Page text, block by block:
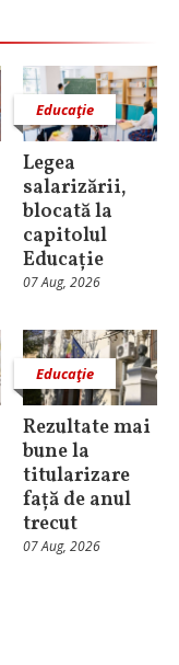
Educaţie
Legea
salarizării,
blocată la
capitolul
Educație
07 Aug, 2026
Educaţie
Rezultate mai
bune la
titularizare
față de anul
trecut
07 Aug, 2026